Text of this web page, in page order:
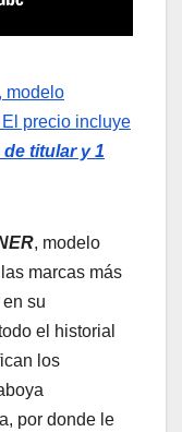
modelo
precio incluye
titular y 1
, modelo
marcas más
su
el historial
los
por donde le